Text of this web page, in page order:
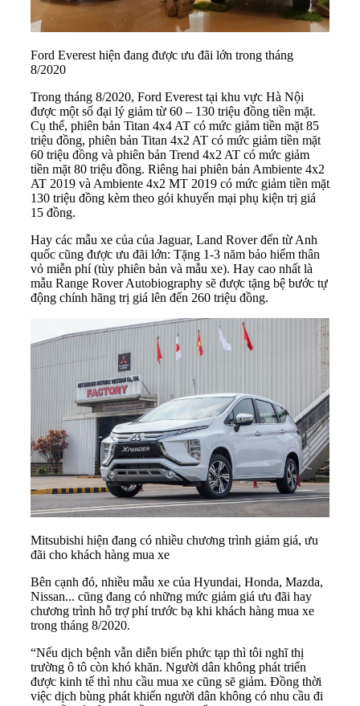
Ford Everest hiện đang được ưu đãi lớn trong tháng
8/2020
Trong tháng 8/2020, Ford Everest tại khu vực Hà Nội
được một số đại lý giảm từ 60 – 130 triệu đồng tiền mặt.
Cụ thể, phiên bản Titan 4x4 AT có mức giảm tiền mặt 85
triệu đồng, phiên bản Titan 4x2 AT có mức giảm tiền mặt
60 triệu đồng và phiên bản Trend 4x2 AT có mức giảm
tiền mặt 80 triệu đồng. Riêng hai phiên bản Ambiente 4x2
AT 2019 và Ambiente 4x2 MT 2019 có mức giảm tiền mặt
130 triệu đồng kèm theo gói khuyến mại phụ kiện trị giá
15 đồng.
Hay các mẫu xe của của Jaguar, Land Rover đến từ Anh
quốc cũng được ưu đãi lớn: Tặng 1-3 năm bảo hiểm thân
vỏ miễn phí (tùy phiên bản và mẫu xe). Hay cao nhất là
mẫu Range Rover Autobiography sẽ được tặng bệ bước tự
động chính hãng trị giá lên đến 260 triệu đồng.
Mitsubishi hiện đang có nhiều chương trình giảm giá, ưu
đãi cho khách hàng mua xe
Bên cạnh đó, nhiều mẫu xe của Hyundai, Honda, Mazda,
Nissan... cũng đang có những mức giảm giá ưu đãi hay
chương trình hỗ trợ phí trước bạ khi khách hàng mua xe
trong tháng 8/2020.
“Nếu dịch bệnh vẫn diễn biến phức tạp thì tôi nghĩ thị
trường ô tô còn khó khăn. Người dân không phát triển
được kinh tế thì nhu cầu mua xe cũng sẽ giảm. Đồng thời
việc dịch bùng phát khiến người dân không có nhu cầu đi